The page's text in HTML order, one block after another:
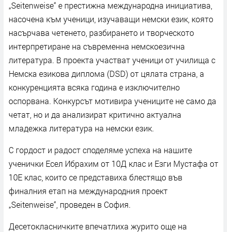
„Seitenweise“ е престижна международна инициатива,
насочена към ученици, изучаващи немски език, която
насърчава четенето, разбирането и творческото
интерпретиране на съвременна немскоезична
литература. В проекта участват ученици от училища с
Немска езикова диплома (DSD) от цялата страна, а
конкуренцията всяка година е изключително
оспорвана. Конкурсът мотивира учениците не само да
четат, но и да анализират критично актуална
младежка литература на немски език.
С гордост и радост споделяме успеха на нашите
ученички Есел Ибрахим от 10Д клас и Езги Мустафа от
10Е клас, които се представиха блестящо във
финалния етап на международния проект
„Seitenweise“, проведен в София.
Десетокласничките впечатлиха журито още на